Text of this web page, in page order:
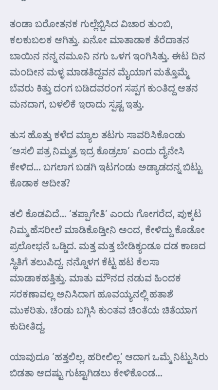
ತಂಡಾ ಬರೋತನಕ ಗುಲ್ಲೆಬ್ಬಿಸಿದ ವಿಚಾರ ತುಂಬಿ,
ಕಲಕುಬಲಕ ಆಗಿತ್ತು. ಏನೋ ಮಾತಾಡಾಕ ತೆರೆದಾತನ
ಬಾಯಿನ ನನ್ನ ನಮೂನಿ ನಗು ಒಳಗ ಇಂಗಿಸಿತ್ತು. ಈಟ ದಿನ
ಮಂದೀನ ಮಳ್ಳ ಮಾಡತಿದ್ದವನ ಮೈಯಾಗ ಮತ್ತೊಮ್ಮೆ
ಬೆವರು ಕಿತ್ತು ದಂಗ ಬಡಿದವರಂಗ ಸಪ್ಪಗ ಕುಂತಿದ್ದ ಆತನ
ಮನದಾಗ, ಬಳಲಿಕೆ ಇರಾದು ಸ್ಪಷ್ಟ ಇತ್ತು.
ತುಸ ಹೊತ್ತು ಕಳೆದ ಮ್ಯಾಲ ತಟಗು ಸಾವರಿಸಿಕೊಂಡು
‘ಅಸಲಿ ಪತ್ರ ನಿಮ್ಮತ್ರ ಇದ್ರ ಕೊಡ್ರಲಾ’ ಎಂದು ದೈನೇಸಿ
ಕೇಳಿದ… ಬಗಲಾಗ ಬಡಗಿ ಇಟಗಂಡು ಅಡ್ಯಾಡದನ್ನ ಬಿಟ್ಟು
ಕೊಡಾಕ ಆದೀತ?
ತಲಿ ಕೊಡವಿದೆ… ‘ತಪ್ಪಾಗೇತಿ’ ಎಂದು ಗೋಗರೆದ, ಪುಕ್ಕಟ
ನಿಮ್ಮ ಹೆಸರೀಲೆ ಮಾಡಿಕೊಡ್ತೀನಿ ಅಂದ, ಕೇಳಿದ್ದು ಕೊಡೋ
ಪ್ರಲೋಭನೆ ಒಡ್ಡಿದ. ಮತ್ತ ಮತ್ತ ಬೇಡಿಕ್ಯಂಡೂ ದಡ ಕಾಣದ
ಸ್ಥಿತಿಗೆ ತಲುಪಿದ್ದ. ನನ್ನೊಳಗ ಕೆಟ್ಟ ಹಟ ಕೆಲಸಾ
ಮಾಡಾಕಹತ್ತಿತ್ತು. ಮಾತು ಮೌನದ ನಡುವ ಹಿಂದಕ
ಸರಕಣಾವಲ್ಲ ಅನಿಸಿದಾಗ ಹೂವಯ್ಯನಲ್ಲಿ ಹತಾಶೆ
ಮುಕರಿತು. ಚೆಂಡು ಬಗ್ಗಿಸಿ ಕುಂತವ ಚಿಂತೆಯ ಚಿತೆಯಾಗ
ಕುದೀತಿದ್ದ.
ಯಾವುದೂ ‘ಹತ್ತಲಿಲ್ಲ, ಹರೀಲಿಲ್ಲ’ ಆದಾಗ ಒಮ್ಮೆ ನಿಟ್ಟುಸಿರು
ಬಿಡತಾ ಆದಷ್ಟು ಗುಟ್ಟಾಗಿಡಲು ಕೇಳಿಕೊಂಡ…